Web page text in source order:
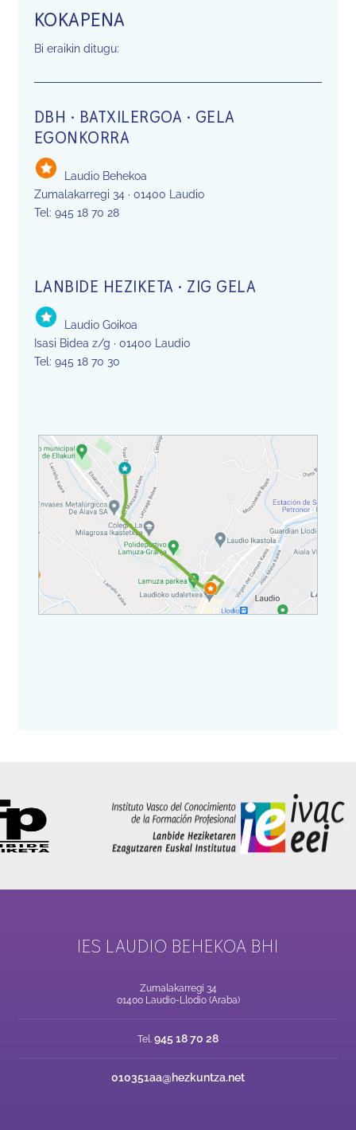
KOKAPENA
Bi eraikin ditugu:
DBH · BATXILERGOA · GELA
EGONKORRA
Laudio Behekoa
Zumalakarregi 34 · 01400 Laudio
Tel: 945 18 70 28
LANBIDE HEZIKETA · ZIG GELA
Laudio Goikoa
Isasi Bidea z/g · 01400 Laudio
Tel: 945 18 70 30
IES LAUDIO BEHEKOA BHI
Zumalakarregi 34
01400 Laudio-Llodio (Araba)
Tel. 945 18 70 28
010351aa@hezkuntza.net